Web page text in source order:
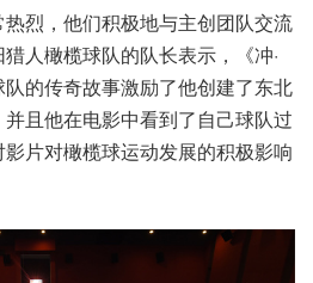
烈，他们积极地与主创团队交流
人橄榄球队的队长表示，《冲·
的传奇故事激励了他创建了东北
且他在电影中看到了自己球队过
片对橄榄球运动发展的积极影响